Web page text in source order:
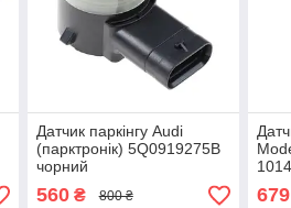
Датчик паркінгу Audi
(парктронік) 5Q0919275B
чорний
560₴ 800 ₴ 679